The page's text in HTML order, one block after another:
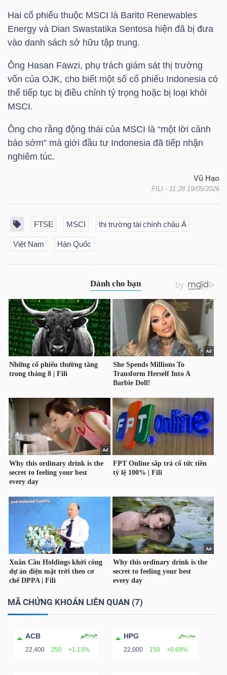
Hai cổ phiếu thuộc MSCI là Barito Renewables
Energy và Dian Swastatika Sentosa hiện đã bị đưa
vào danh sách sở hữu tập trung.
Ông Hasan Fawzi, phụ trách giám sát thị trường
vốn của OJK, cho biết một số cổ phiếu Indonesia có
thể tiếp tục bị điều chỉnh tỷ trọng hoặc bị loại khỏi
MSCI.
Ông cho rằng động thái của MSCI là “một lời cảnh
báo sớm” mà giới đầu tư Indonesia đã tiếp nhận
nghiêm túc.
Vũ Hạo
FILI - 11:28 19/05/2026
FTSE MSCI thị trường tài chính châu Á
Việt Nam Hàn Quốc
MÃ CHỨNG KHOÁN LIÊN QUAN (7)
ACB
22,400 250 +1.13%
HPG
22,000 150 +0.69%
Dịch
(-)
Đào
tạo
tài
đầu
tư
thông
chính
liệu
chính